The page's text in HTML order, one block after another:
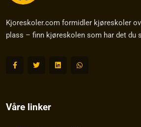
Kjoreskoler.com formidler kjøreskoler
plass – finn kjøreskolen som har det du
Våre linker